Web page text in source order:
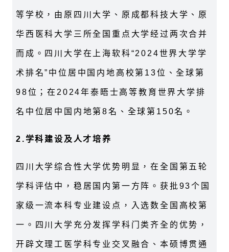
等学校，由原四川大学、原成都科技大学、原
华西医科大学三所全国重点大学经过两次合并
而成。四川大学在上海软科“2024世界大学学
术排名”中位居中国内地高校第13位、全球第
98位；在2024年泰晤士高等教育世界大学排
名中位居中国内地第8名、全球第150名。
2. 学科建设及人才培养
四川大学综合性大学优势明显，在全国第五轮
学科评估中，稳居国内第一方阵。获批93个国
家级一流本科专业建设点，入选数全国高校第
一。四川大学充分发挥学科门类齐全的优势，
开辟文理工医学科专业交叉融合、本硕博贯通